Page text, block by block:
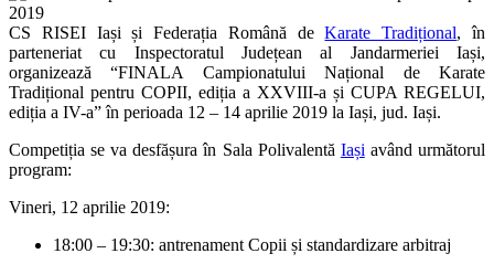
CS RISEI Iași și Federația Română deKarate Tradițional, în
parteneriat cu Inspectoratul Județean al Jandarmeriei Iași,
organizează “FINALA Campionatului Național de Karate
Tradițional pentru COPII, ediția a XXVIII-a și CUPA REGELUI,
ediția a IV-a” în perioada 12 – 14 aprilie 2019 la Iași, jud. Iași.
Competiția se va desfășura în Sala Polivalentă Iași având următorul
program:
Vineri, 12 aprilie 2019:
18:00 – 19:30: antrenament Copii și standardizare arbitraj